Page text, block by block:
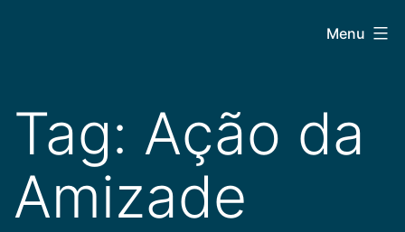
conteúdo
Menu
Tag: Ação da
Amizade